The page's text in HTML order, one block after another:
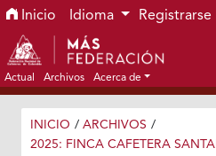
Ir al menú de navegación
Ir al contenido principal
Ir al pie de página del sitio
Inicio Idioma Registrarse
Actual Archivos Acerca de
INICIO / ARCHIVOS /
2025: FINCA CAFETERA